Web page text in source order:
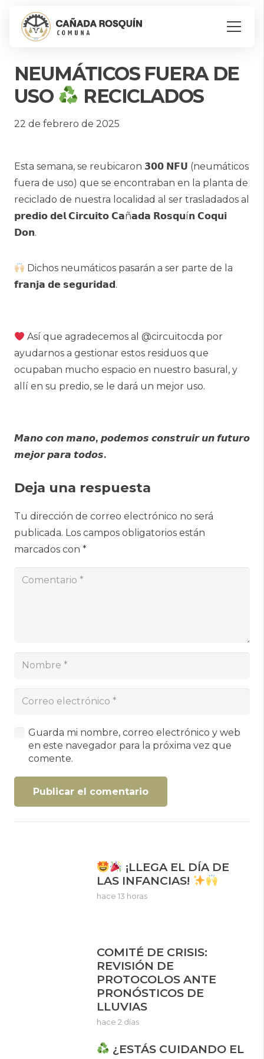
NEUMÁTICOS FUERA DE
USO
RECICLADOS
22 de febrero de 2025
Esta semana, se reubicaron 𝟯𝟬𝟬 𝗡𝗙𝗨 (neumáticos
fuera de uso) que se encontraban en la planta de
reciclado de nuestra localidad al ser trasladados al
𝗽𝗿𝗲𝗱𝗶𝗼 𝗱𝗲𝗹 𝗖𝗶𝗿𝗰𝘂𝗶𝘁𝗼 𝗖𝗮ñ𝗮𝗱𝗮 𝗥𝗼𝘀𝗾𝘂í𝗻 𝗖𝗼𝗾𝘂𝗶
𝗗𝗼𝗻.
Dichos neumáticos pasarán a ser parte de la
𝗳𝗿𝗮𝗻𝗷𝗮 𝗱𝗲 𝘀𝗲𝗴𝘂𝗿𝗶𝗱𝗮𝗱.
Así que agradecemos al @circuitocda por
ayudarnos a gestionar estos residuos que
ocupaban mucho espacio en nuestro basural, y
allí en su predio, se le dará un mejor uso.
𝙈𝙖𝙣𝙤 𝙘𝙤𝙣 𝙢𝙖𝙣𝙤, 𝙥𝙤𝙙𝙚𝙢𝙤𝙨 𝙘𝙤𝙣𝙨𝙩𝙧𝙪𝙞𝙧 𝙪𝙣 𝙛𝙪𝙩𝙪𝙧𝙤
𝙢𝙚𝙟𝙤𝙧 𝙥𝙖𝙧𝙖 𝙩𝙤𝙙𝙤𝙨.
Deja una respuesta
Tu dirección de correo electrónico no será
publicada. Los campos obligatorios están
marcados con *
Guarda mi nombre, correo electrónico y web
en este navegador para la próxima vez que
comente.
Publicar el comentario
¡LLEGA EL DÍA DE
LAS INFANCIAS!
hace 13 horas
COMITÉ DE CRISIS:
REVISIÓN DE
PROTOCOLOS ANTE
PRONÓSTICOS DE
LLUVIAS
hace 2 días
¿ESTÁS CUIDANDO EL